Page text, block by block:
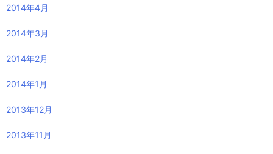
2014年4月
2014年3月
2014年2月
2014年1月
2013年12月
2013年11月